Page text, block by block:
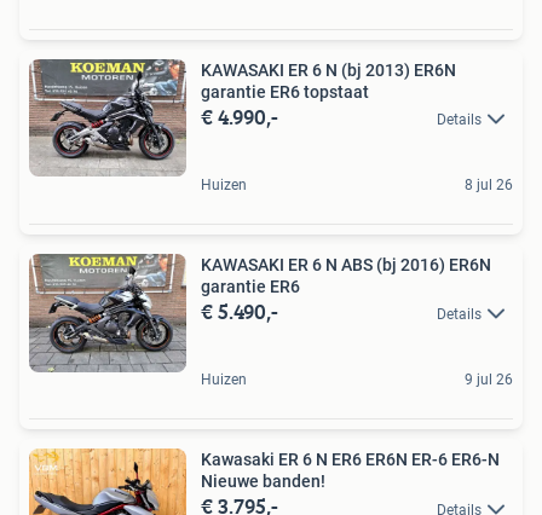
KAWASAKI ER 6 N (bj 2013) ER6N
garantie ER6 topstaat
€ 4.990,- Details
Huizen 8 jul 26
KAWASAKI ER 6 N ABS (bj 2016) ER6N
garantie ER6
€ 5.490,- Details
Huizen 9 jul 26
Kawasaki ER 6 N ER6 ER6N ER-6 ER6-N
Nieuwe banden!
€ 3.795,- Details